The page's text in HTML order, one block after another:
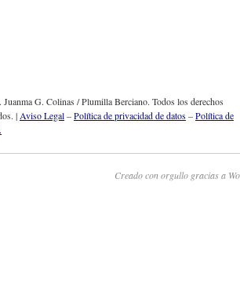
G. Colinas / Plumilla Berciano. Todos los derechos
|Aviso Legal–Política de privacidad de datos–Política de
Creado con orgullo gracias a